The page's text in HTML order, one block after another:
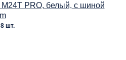
M24Т PRO, белый, c шиной
шт.